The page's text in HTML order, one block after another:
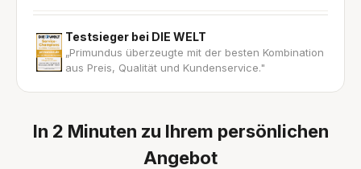
Testsieger bei DIE WELT
„Primundus überzeugte mit der besten Kombination
aus Preis, Qualität und Kundenservice."
In 2 Minuten zu Ihrem persönlichen
Angebot